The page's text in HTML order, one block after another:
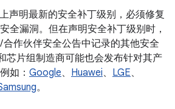
声明最新的安全补丁级别，必须修复
全漏洞。但在声明安全补丁级别时，
合作伙伴安全公告中记录的其他安全
芯片组制造商可能也会发布针对其产
如： Google、 Huawei、 LGE、
。